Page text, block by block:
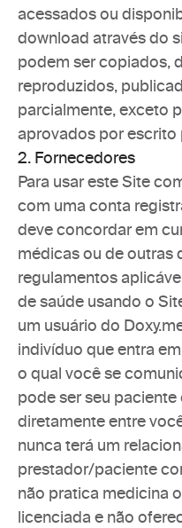
acessados ou
download através do
podem ser copiados,
reproduzidos,
parcialmente, exceto
aprovados por escrito
2. Fornecedores
Para usar este Site
com uma conta
deve concordar em
médicas ou de outras
regulamentos
de saúde usando o
um usuário do
indivíduo que entra
o qual você se
pode ser seu paciente
diretamente entre
nunca terá um
prestador/paciente
não pratica medicina
licenciada e não